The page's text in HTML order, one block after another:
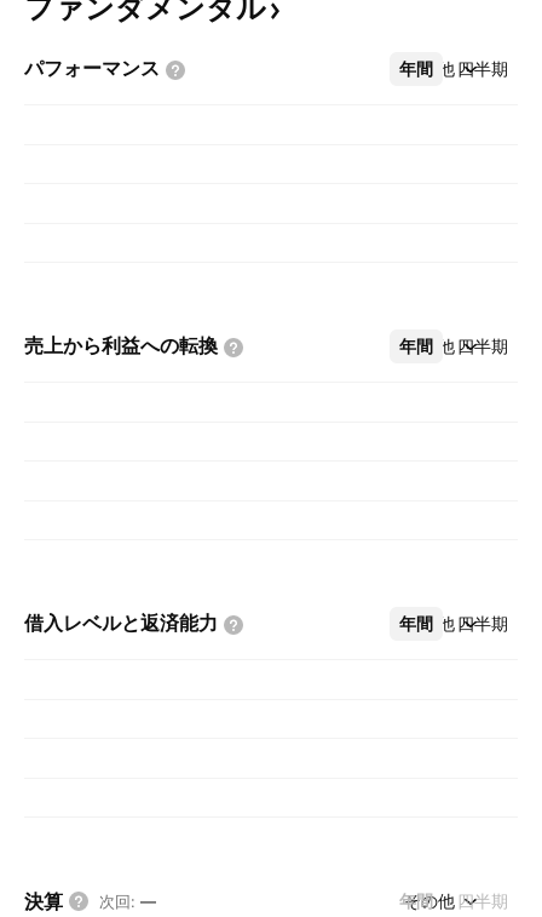
ファンダメンタル
パフォーマンス 年間 四半期
その他
売上から利益への転換 年間 四半期
その他
借入レベルと返済能力 年間 四半期
その他
決算 次回: — 年間 四半期
その他